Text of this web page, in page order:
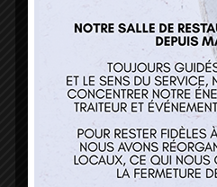
68160 Sainte Marie Aux Mines
contact@atelierdeguillaume.fr
Nos services
Restaurant